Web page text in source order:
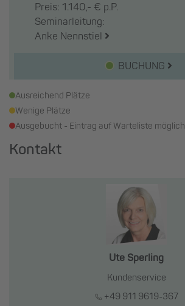
Preis: 1.140,- € p.P.
Seminarleitung:
Anke Nennstiel
BUCHUNG
Ausreichend Plätze
Wenige Plätze
Ausgebucht - Eintrag auf Warteliste möglich
Kontakt
Ute Sperling
Kundenservice
+49 911 9619-367